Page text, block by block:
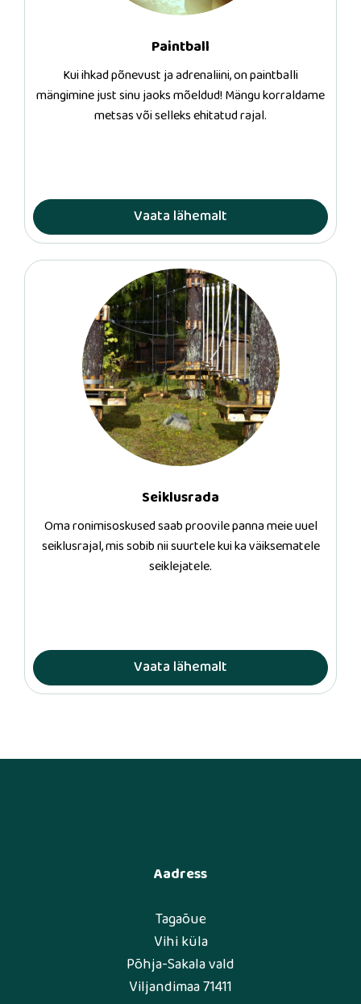
Paintball
Kui ihkad põnevust ja adrenaliini, on paintballi
mängimine just sinu jaoks mõeldud! Mängu korraldame
metsas või selleks ehitatud rajal.
Vaata lähemalt
Seiklusrada
Oma ronimisoskused saab proovile panna meie uuel
seiklusrajal, mis sobib nii suurtele kui ka väiksematele
seiklejatele.
Vaata lähemalt
Aadress
Tagaõue
Vihi küla
Põhja-Sakala vald
Viljandimaa 71411